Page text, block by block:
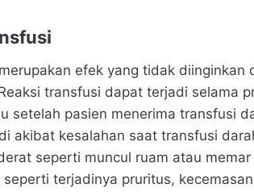
efek yang tidak diinginkan
transfusi dapat terjadi selama
setelah pasien menerima transfusi
akibat kesalahan saat transfusi
seperti muncul ruam atau
terjadinya pruritus,